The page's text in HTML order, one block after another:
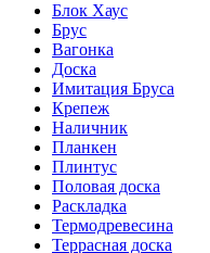
Блок Хаус
Брус
Вагонка
Доска
Имитация Бруса
Крепеж
Наличник
Планкен
Плинтус
Половая доска
Раскладка
Термодревесина
Террасная доска